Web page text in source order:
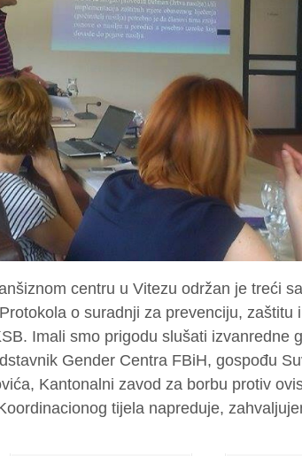
centru u Vitezu održan je treći
o suradnji za prevenciju, zaštitu
Imali smo prigodu slušati izvanredne
Gender Centra FBiH, gospođu
Kantonalni zavod za borbu protiv
tijela napreduje,